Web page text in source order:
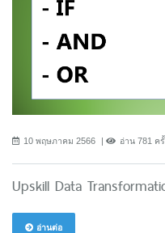
10 พฤษภาคม 2566 อ่าน 781 ค
Upskill Data
อ่านต่อ